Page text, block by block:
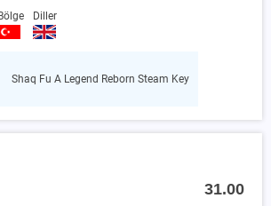
Diller
Shaq Fu A Legend Reborn Steam Key
31.00